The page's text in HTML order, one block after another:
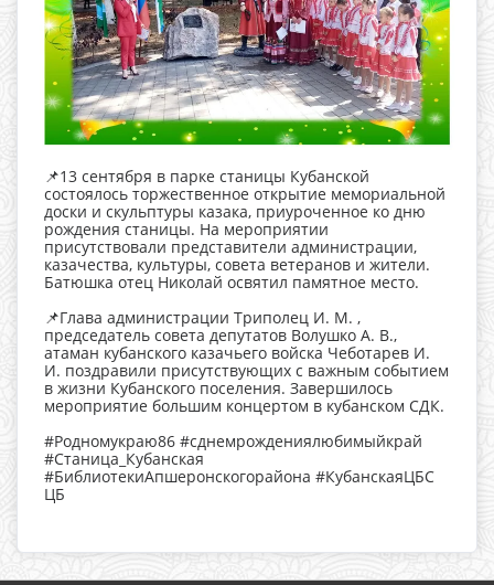
📌13 сентября в парке станицы Кубанской
состоялось торжественное открытие мемориальной
доски и скульптуры казака, приуроченное ко дню
рождения станицы. На мероприятии
присутствовали представители администрации,
казачества, культуры, совета ветеранов и жители.
Батюшка отец Николай освятил памятное место.
📌Глава администрации Триполец И. М. ,
председатель совета депутатов Волушко А. В.,
атаман кубанского казачьего войска Чеботарев И.
И. поздравили присутствующих с важным событием
в жизни Кубанского поселения. Завершилось
мероприятие большим концертом в кубанском СДК.
#Родномукраю86 #сднемрождениялюбимыйкрай
#Станица_Кубанская
#БиблиотекиАпшеронскогорайона #КубанскаяЦБС
ЦБ